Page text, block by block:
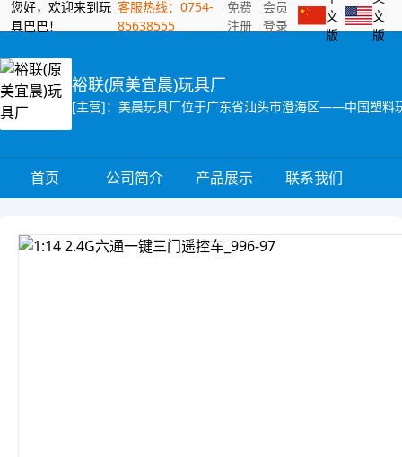
您好，欢迎来到玩
具巴巴！
客服热线：0754-
85638555
免费
注册
会员
登录
文
版
文
版
裕联(原美宜晨)玩具厂
首页 公司简介 产品展示 联系我们